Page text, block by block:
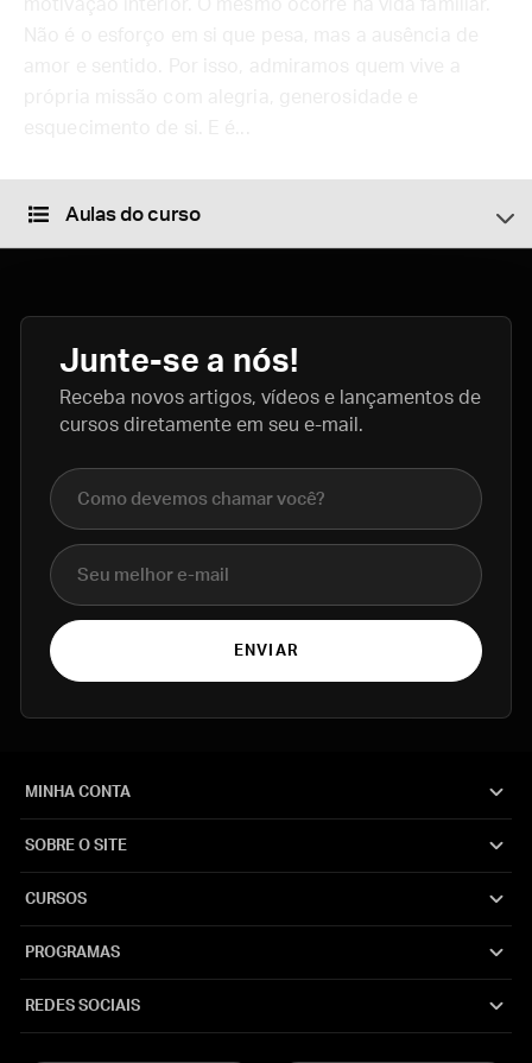
Aulas do curso
Junte-se a nós!
Receba novos artigos, vídeos e lançamentos de
cursos diretamente em seu e-mail.
Nome completo
E-mail
ENVIAR
MINHA CONTA
SOBRE O SITE
CURSOS
PROGRAMAS
REDES SOCIAIS